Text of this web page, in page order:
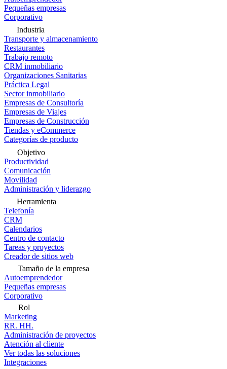
Pequeñas empresas
Corporativo
Industria
Transporte y almacenamiento
Restaurantes
Trabajo remoto
CRM inmobiliario
Organizaciones Sanitarias
Práctica Legal
Sector inmobiliario
Empresas de Consultoría
Empresas de Viajes
Empresas de Construcción
Tiendas y eCommerce
Categorías de producto
Objetivo
Productividad
Comunicación
Movilidad
Administración y liderazgo
Herramienta
Telefonía
CRM
Calendarios
Centro de contacto
Tareas y proyectos
Creador de sitios web
Tamaño de la empresa
Autoemprendedor
Pequeñas empresas
Corporativo
Rol
Marketing
RR. HH.
Administración de proyectos
Atención al cliente
Ver todas las soluciones
Integraciones